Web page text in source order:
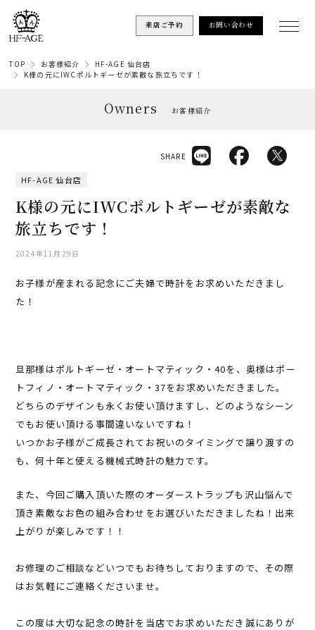
来店ご予約 お問い合わせ
TOP お客様紹介
HF-AGE 仙台店
K様の元にIWCポルトギーゼが素敵な旅立ちです！
Owners お客様紹介
HF-AGE 仙台店
K様の元にIWCポルトギーゼが素敵な
旅立ちです！
2024年11月29日
SHARE
お子様が産まれる記念にご夫婦で時計をお求めいただきまし
た！
旦那様はポルトギーゼ・オートマティック・40を、奥様はポー
トフィノ・オートマティック・37をお求めいただきました。
どちらのデザインも永くお使い頂けますし、どのようなシーン
でもお使い頂ける事間違いないですね！
いつかお子様がご成長されてお祝いのタイミングで譲り渡すの
も、何十年と使える機械式時計の魅力です。
また、今回ご購入頂いた際のオーダーストラップも沢山悩んで
頂き素敵なお色の組み合わせをお選びいただきましたね！出来
上がりが楽しみです！！
お修理のご相談などいつでもお待ちしておりますので、その際
はお気軽にご連絡くださいませ。
この度は大切な記念の時計を当店でお求めいただき誠にありが